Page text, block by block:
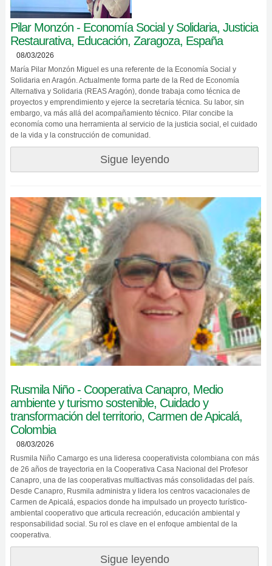
Pilar Monzón - Economía Social y Solidaria, Justicia
Restaurativa, Educación, Zaragoza, España
08/03/2026
María Pilar Monzón Miguel es una referente de la Economía Social y
Solidaria en Aragón. Actualmente forma parte de la Red de Economía
Alternativa y Solidaria (REAS Aragón), donde trabaja como técnica de
proyectos y emprendimiento y ejerce la secretaría técnica. Su labor, sin
embargo, va más allá del acompañamiento técnico. Pilar concibe la
economía como una herramienta al servicio de la justicia social, el cuidado
de la vida y la construcción de comunidad.
Sigue leyendo
Rusmila Niño - Cooperativa Canapro, Medio
ambiente y turismo sostenible, Cuidado y
transformación del territorio, Carmen de Apicalá,
Colombia
08/03/2026
Rusmila Niño Camargo es una lideresa cooperativista colombiana con más
de 26 años de trayectoria en la Cooperativa Casa Nacional del Profesor
Canapro, una de las cooperativas multiactivas más consolidadas del país.
Desde Canapro, Rusmila administra y lidera los centros vacacionales de
Carmen de Apicalá, espacios donde ha impulsado un proyecto turístico-
ambiental cooperativo que articula recreación, educación ambiental y
responsabilidad social. Su rol es clave en el enfoque ambiental de la
cooperativa.
Sigue leyendo